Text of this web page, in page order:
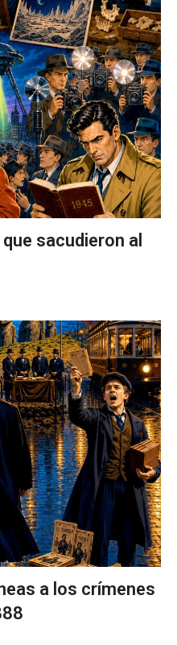
sacudieron al
a los crímenes